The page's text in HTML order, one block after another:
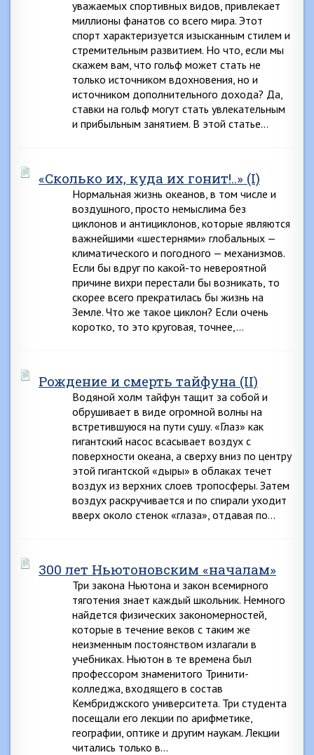
уважаемых спортивных видов, привлекает
миллионы фанатов со всего мира. Этот
спорт характеризуется изысканным стилем и
стремительным развитием. Но что, если мы
скажем вам, что гольф может стать не
только источником вдохновения, но и
источником дополнительного дохода? Да,
ставки на гольф могут стать увлекательным
и прибыльным занятием. В этой статье…
«Сколько их, куда их гонит!..» (I)
Нормальная жизнь океанов, в том числе и
воздушного, просто немыслима без
циклонов и антициклонов, которые являются
важнейшими «шестернями» глобальных —
климатического и погодного — механизмов.
Если бы вдруг по какой-то невероятной
причине вихри перестали бы возникать, то
скорее всего прекратилась бы жизнь на
Земле. Что же такое циклон? Если очень
коротко, то это круговая, точнее,…
Рождение и смерть тайфуна (II)
Водяной холм тайфун тащит за собой и
обрушивает в виде огромной волны на
встретившуюся на пути сушу. «Глаз» как
гигантский насос всасывает воздух с
поверхности океана, а сверху вниз по центру
этой гигантской «дыры» в облаках течет
воздух из верхних слоев тропосферы. Затем
воздух раскручивается и по спирали уходит
вверх около стенок «глаза», отдавая по…
300 лет Ньютоновским «началам»
Три закона Ньютона и закон всемирного
тяготения знает каждый школьник. Немного
найдется физических закономерностей,
которые в течение веков с таким же
неизменным постоянством излагали в
учебниках. Ньютон в те времена был
профессором знаменитого Тринити-
колледжа, входящего в состав
Кембриджского университета. Три студента
посещали его лекции по арифметике,
географии, оптике и другим наукам. Лекции
читались только в…